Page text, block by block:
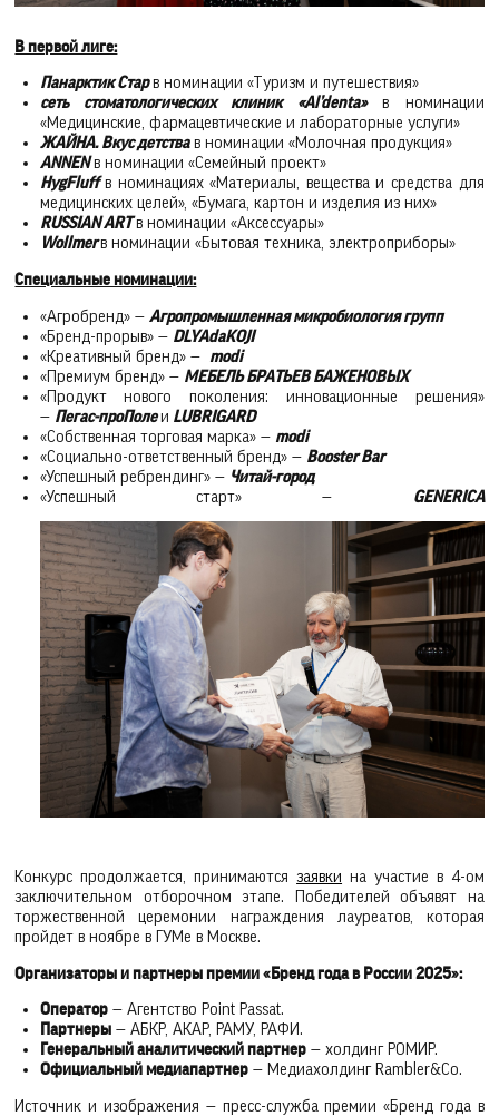
В первой лиге:
Панарктик Старв номинации «Туризм и путешествия»
сеть стоматологических клиник «Al’denta»в номинации
«Медицинские, фармацевтические и лабораторные услуги»
ЖАЙНА. Вкус детствав номинации «Молочная продукция»
ANNENв номинации «Семейный проект»
HygFluffв номинациях «Материалы, вещества и средства для
медицинских целей», «Бумага, картон и изделия из них»
RUSSIAN ARTв номинации «Аксессуары»
Wollmerв номинации «Бытовая техника, электроприборы»
Специальные номинации:
«Агробренд» — Агропромышленная микробиология групп
«Бренд-прорыв» — DLYAdaKOJI
«Креативный бренд» — modi
«Премиум бренд» — МЕБЕЛЬ БРАТЬЕВ БАЖЕНОВЫХ
«Продукт нового поколения: инновационные решения»
— Пегас-проПолеи LUBRIGARD
«Собственная торговая марка» — modi
«Социально-ответственный бренд» — Booster Bar
«Успешный ребрендинг» — Читай-город
«Успешный старт» — GENERICA
Конкурс продолжается, принимаютсязаявки на участие в 4-ом
заключительном отборочном этапе. Победителей объявят на
торжественной церемонии награждения лауреатов, которая
пройдет в ноябре в ГУМе в Москве.
Организаторы и партнеры премии «Бренд года в России 2025»:
Оператор— Агентство Point Passat.
Партнеры— АБКР, АКАР, РАМУ, РАФИ.
Генеральный аналитический партнер— холдинг РОМИР.
Официальный медиапартнер— Медиахолдинг Rambler&Co.
Источник и изображения — пресс-служба премии «Бренд года в